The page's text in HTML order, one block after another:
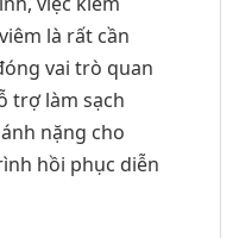
là rất cần
vai trò quan
trợ làm sạch
nặng cho
hồi phục diễn